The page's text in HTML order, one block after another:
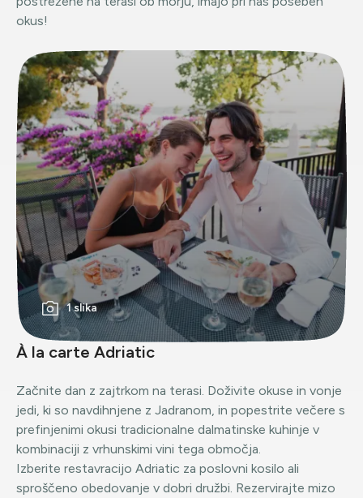
okus!
1 slika
À la carte Adriatic
Začnite dan z zajtrkom na terasi. Doživite okuse in vonje
jedi, ki so navdihnjene z Jadranom, in popestrite večere s
prefinjenimi okusi tradicionalne dalmatinske kuhinje v
kombinaciji z vrhunskimi vini tega območja.
Izberite restavracijo Adriatic za poslovni kosilo ali
sproščeno obedovanje v dobri družbi. Rezervirajte mizo